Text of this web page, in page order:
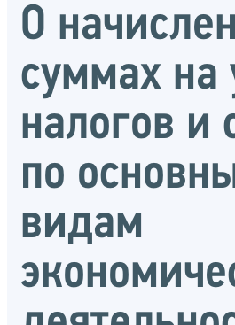
О
суммах на
налогов и
по
видам